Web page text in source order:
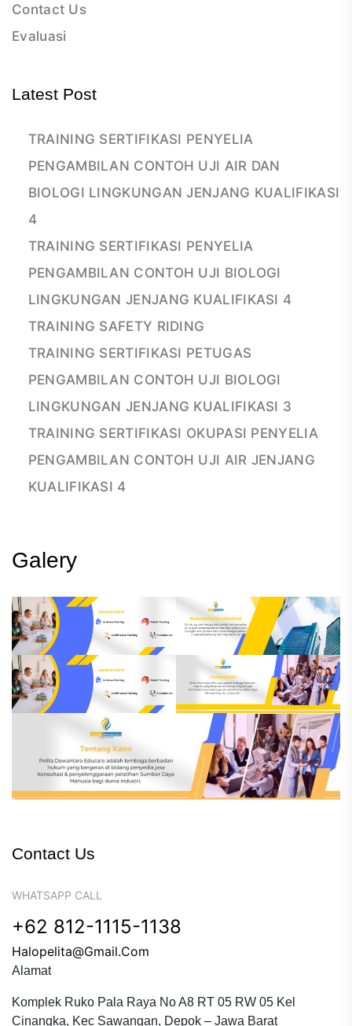
Contact Us
Evaluasi
Latest Post
TRAINING SERTIFIKASI PENYELIA
PENGAMBILAN CONTOH UJI AIR DAN
BIOLOGI LINGKUNGAN JENJANG KUALIFIKASI
4
TRAINING SERTIFIKASI PENYELIA
PENGAMBILAN CONTOH UJI BIOLOGI
LINGKUNGAN JENJANG KUALIFIKASI 4
TRAINING SAFETY RIDING
TRAINING SERTIFIKASI PETUGAS
PENGAMBILAN CONTOH UJI BIOLOGI
LINGKUNGAN JENJANG KUALIFIKASI 3
TRAINING SERTIFIKASI OKUPASI PENYELIA
PENGAMBILAN CONTOH UJI AIR JENJANG
KUALIFIKASI 4
Galery
Contact Us
WHATSAPP CALL
+62 812-1115-1138
Halopelita@gmail.com
Alamat
Komplek Ruko Pala Raya No A8 RT 05 RW 05 Kel
Cinangka, Kec Sawangan, Depok – Jawa Barat